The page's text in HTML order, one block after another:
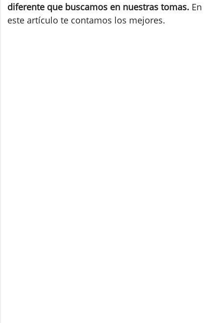
diferente que buscamos en nuestras tomas. En
este artículo te contamos los mejores.